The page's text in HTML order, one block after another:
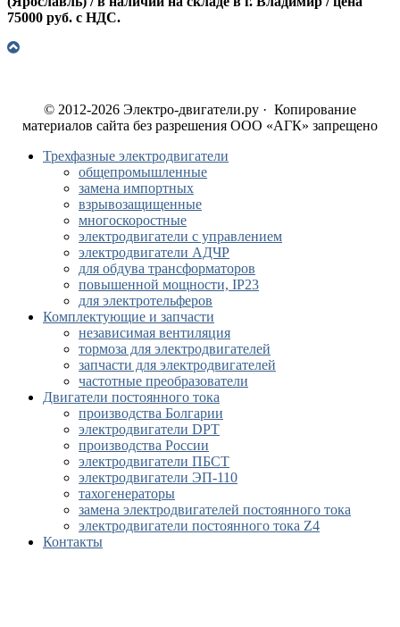
75000 руб. с НДС.
© 2012-2026 Электро-двигатели.ру · Копирование
материалов сайта без разрешения ООО «АГК» запрещено
Трехфазные электродвигатели
общепромышленные
замена импортных
взрывозащищенные
многоскоростные
электродвигатели с управлением
электродвигатели АДЧР
для обдува трансформаторов
повышенной мощности, IP23
для электротельферов
Комплектующие и запчасти
независимая вентиляция
тормоза для электродвигателей
запчасти для электродвигателей
частотные преобразователи
Двигатели постоянного тока
производства Болгарии
электродвигатели DPT
производства России
электродвигатели ПБСТ
электродвигатели ЭП-110
тахогенераторы
замена электродвигателей постоянного тока
электродвигатели постоянного тока Z4
Контакты